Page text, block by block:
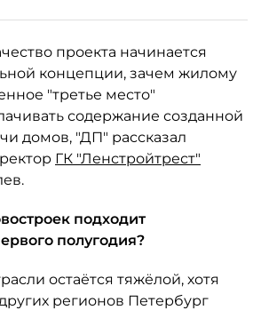
проекта начинается
концепции, зачем жилому
"третье место"
содержание созданной
домов, "ДП" рассказал
ГК "Ленстройтрест"
подходит
полугодия?
остаётся тяжёлой, хотя
регионов Петербург